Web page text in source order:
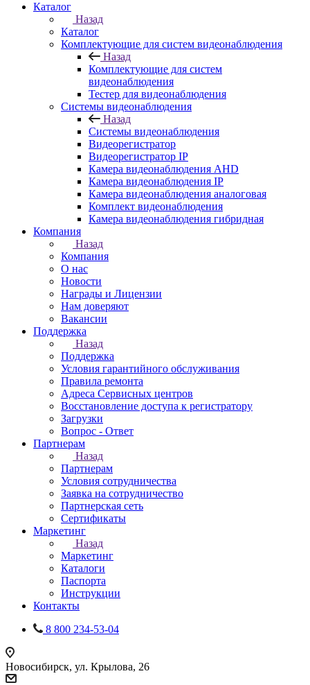
Каталог
Назад
Каталог
Комплектующие для систем видеонаблюдения
Назад
Комплектующие для систем
видеонаблюдения
Тестер для видеонаблюдения
Системы видеонаблюдения
Назад
Системы видеонаблюдения
Видеорегистратор
Видеорегистратор IP
Камера видеонаблюдения AHD
Камера видеонаблюдения IP
Камера видеонаблюдения аналоговая
Комплект видеонаблюдения
Камера видеонаблюдения гибридная
Компания
Назад
Компания
О нас
Новости
Награды и Лицензии
Нам доверяют
Вакансии
Поддержка
Назад
Поддержка
Условия гарантийного обслуживания
Правила ремонта
Адреса Сервисных центров
Восстановление доступа к регистратору
Загрузки
Вопрос - Ответ
Партнерам
Назад
Партнерам
Условия сотрудничества
Заявка на сотрудничество
Партнерская сеть
Сертификаты
Маркетинг
Назад
Маркетинг
Каталоги
Паспорта
Инструкции
Контакты
8 800 234-53-04
Новосибирск, ул. Крылова, 26